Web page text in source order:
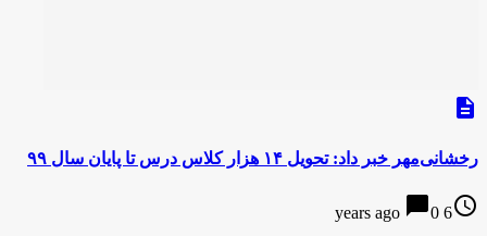
description
رخشانی‌مهر خبر داد: تحویل ۱۴ هزار کلاس درس تا پایان سال ۹۹
access_time
6 years ago
chat_bubble0